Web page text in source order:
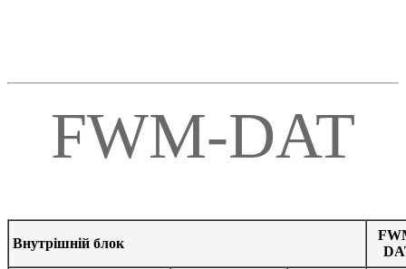
FWM-DAT
Внутрішній блок